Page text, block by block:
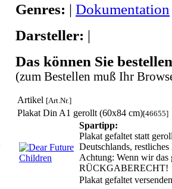
Genres: | Dokumentation
Darsteller: |
Das können Sie
(zum Bestellen muß Ihr
Artikel [Art.Nr.]
Plakat Din A1 gerollt (60x84 cm)[46655]
Spartipp:
Plakat gefaltet statt
Deutschlands,
Achtung: Wenn wir das
RÜCKGABERECHT!
Plakat gefaltet